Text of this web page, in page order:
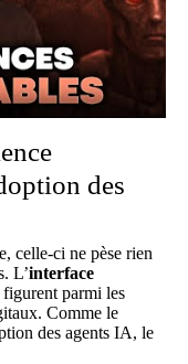
des
celle-ci ne pèse rien
L’interface
figurent parmi les
Comme le
des agents IA, le